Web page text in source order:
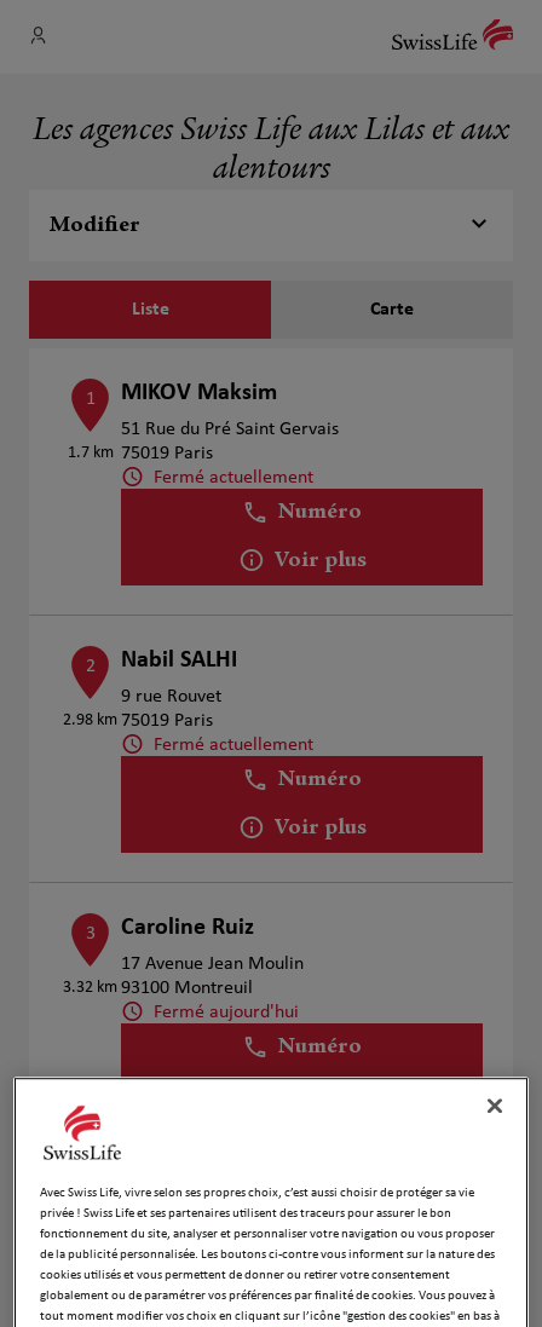
Les agences Swiss Life aux Lilas et aux
alentours
Modifier
Liste Carte
1
1.7 km
MIKOV Maksim
51 Rue du Pré Saint Gervais
75019 Paris
Fermé actuellement
Numéro
Voir plus
2
2.98 km
Nabil SALHI
9 rue Rouvet
75019 Paris
Fermé actuellement
Numéro
Voir plus
3
3.32 km
Caroline Ruiz
17 Avenue Jean Moulin
93100 Montreuil
Fermé aujourd'hui
Numéro
4
3.91 km
Olivier LACOSTE
3 RUE DES PYRENEES
75020 PARIS
Fermé aujourd'hui
Numéro
Avec Swiss Life, vivre selon ses propres choix, c’est aussi choisir de protéger sa vie
privée ! Swiss Life et ses partenaires utilisent des traceurs pour assurer le bon
fonctionnement du site, analyser et personnaliser votre navigation ou vous proposer
de la publicité personnalisée. Les boutons ci-contre vous informent sur la nature des
cookies utilisés et vous permettent de donner ou retirer votre consentement
globalement ou de paramétrer vos préférences par finalité de cookies. Vous pouvez à
tout moment modifier vos choix en cliquant sur l’icône "gestion des cookies" en bas à